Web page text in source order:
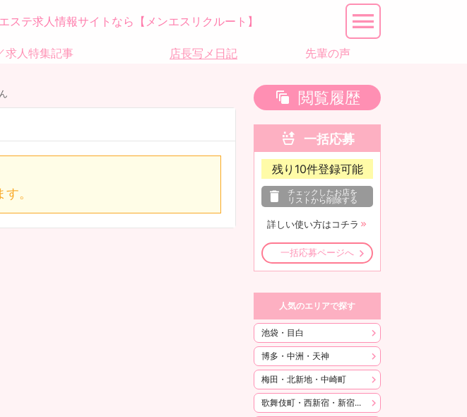
ステ求人情報サイトなら【メンエスリクルート】
求人特集記事 店長写メ日記 先輩の声
。
閲覧履歴
一括応募
残り 10件登録可能
チェックしたお店を
リストから削除する
詳しい使い方はコチラ
一括応募ページへ
人気のエリアで探す
池袋・目白
博多・中洲・天神
梅田・北新地・中崎町
歌舞伎町・西新宿・新宿御苑